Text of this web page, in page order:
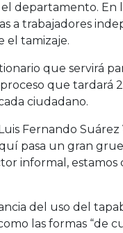
departamento. En
a trabajadores
el tamizaje.
que servirá
que tardará
ciudadano.
Fernando Suárez
pasa un gran
informal, estamos
del uso del
las formas “de